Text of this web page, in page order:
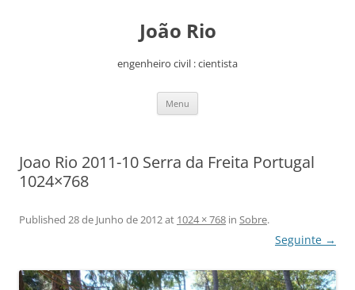
João Rio
engenheiro civil : cientista
Menu
Joao Rio 2011-10 Serra da Freita Portugal
1024×768
Published 28 de Junho de 2012at 1024 × 768 in Sobre.
Seguinte →